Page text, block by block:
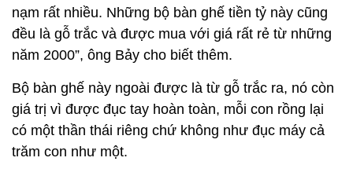
nạm rất nhiều. Những bộ bàn ghế tiền tỷ này cũng
đều là gỗ trắc và được mua với giá rất rẻ từ những
năm 2000”, ông Bảy cho biết thêm.
Bộ bàn ghế này ngoài được là từ gỗ trắc ra, nó còn
giá trị vì được đục tay hoàn toàn, mỗi con rồng lại
có một thần thái riêng chứ không như đục máy cả
trăm con như một.